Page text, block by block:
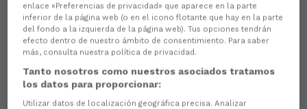
enlace «Preferencias de privacidad» que aparece en la parte
inferior de la página web (o en el icono flotante que hay en la parte
del fondo a la izquierda de la página web). Tus opciones tendrán
efecto dentro de nuestro ámbito de consentimiento. Para saber
más, consulta nuestra política de privacidad.
Tanto nosotros como nuestros asociados tratamos
los datos para proporcionar:
Utilizar datos de localización geográfica precisa. Analizar